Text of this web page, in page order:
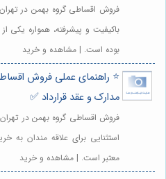
فروش اقساطی گروه بهمن در
باکیفیت و پیشرفته، همواره یکی
بوده است. | مشاهده و خرید
⭐️ راهنمای عملی فروش
مدارک و عقد قرارداد ✅
فروش اقساطی گروه بهمن در
استثنایی برای علاقه مندان به
معتبر است. | مشاهده و خرید